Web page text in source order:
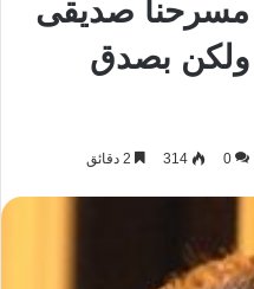
صديقى
بصدق
0
314